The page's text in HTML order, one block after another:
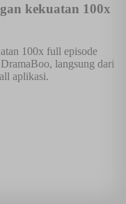
kekuatan 100x
100x full episode
langsung dari
aplikasi.